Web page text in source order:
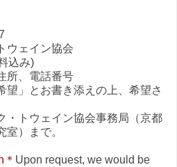
ウェイン協会
込み)
所、電話番号
望」とお書き添えの上、希望さ
・トウェイン協会事務局（京都
）まで。
Upon request, we would be